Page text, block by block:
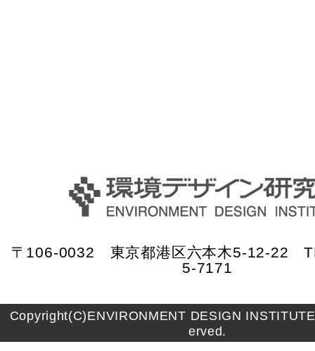
〒106-0032 東京都港区六本木5-12-22
5-7171
Copyright(C)ENVIRONMENT DESIGN
erved.